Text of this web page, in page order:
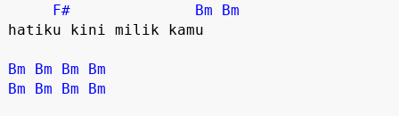
F#
Bm
Bm
hatiku kini milik kamu
Bm Bm Bm
Bm
Bm
Bm Bm Bm